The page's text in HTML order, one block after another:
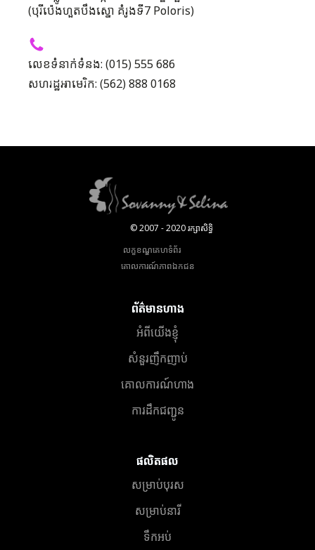
(បុរីប៉េងហួតបឹងស្នោ គំរូងទី7 Poloris)
លេខទំនាក់ទំនង: (015) 555 686
សហរដ្ឋអាមេរិក: (562) 888 0168
© 2007 - 2020 រក្សាសិទ្ធិ
លក្ខខណ្ឌគេហទំព័រ
គោលការណ៍​ភាព​ឯកជន
ព័ត៌មានហាង
អំពីយើងខ្ញុំ
សំនួរញឹកញាប់
គោលការណ៍ហាង
ការដឹកជញ្ជូន
ផលិតផល
សម្រាប់បុរស
សម្រាប់នារី
ទឹកអប់